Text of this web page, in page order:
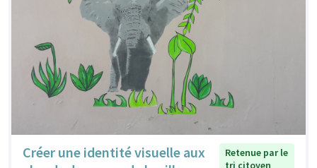
Créer une identité visuelle aux
Retenue par le
tri citoyen